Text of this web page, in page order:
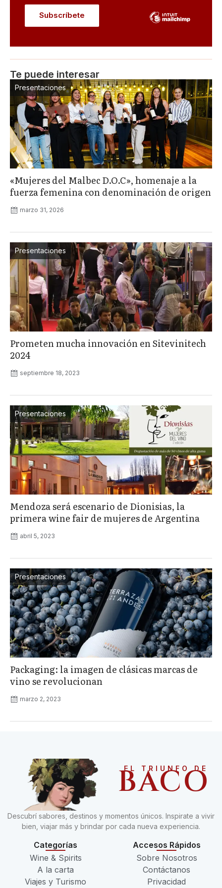
Te puede interesar
Presentaciones
«Mujeres del Malbec D.O.C», homenaje a la
fuerza femenina con denominación de origen
marzo 31, 2026
Presentaciones
Prometen mucha innovación en Sitevinitech
2024
septiembre 18, 2023
Presentaciones
Mendoza será escenario de Dionisias, la
primera wine fair de mujeres de Argentina
abril 5, 2023
Presentaciones
Packaging: la imagen de clásicas marcas de
vino se revolucionan
marzo 2, 2023
EL TRIUNFO DE
BACO
Descubrí sabores, destinos y momentos únicos. Inspirate a vivir
bien, viajar más y brindar por cada nueva experiencia.
Categorías
Wine & Spirits
A la carta
Viajes y Turismo
Accesos Rápidos
Sobre Nosotros
Contáctanos
Privacidad